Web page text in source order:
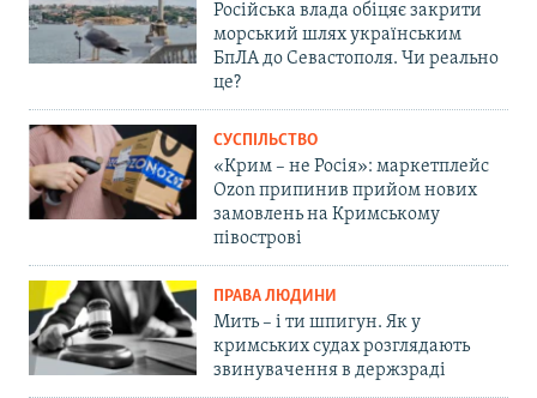
Російська влада обіцяє закрити
морський шлях українським
БпЛА до Севастополя. Чи реально
це?
СУСПІЛЬСТВО
«Крим – не Росія»: маркетплейс
Ozon припинив прийом нових
замовлень на Кримському
півострові
ПРАВА ЛЮДИНИ
Мить – і ти шпигун. Як у
кримських судах розглядають
звинувачення в держзраді